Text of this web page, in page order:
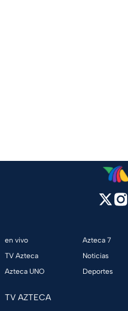
en vivo
TV Azteca
Azteca UNO
Azteca 7
Noticias
Deportes
TV AZTECA